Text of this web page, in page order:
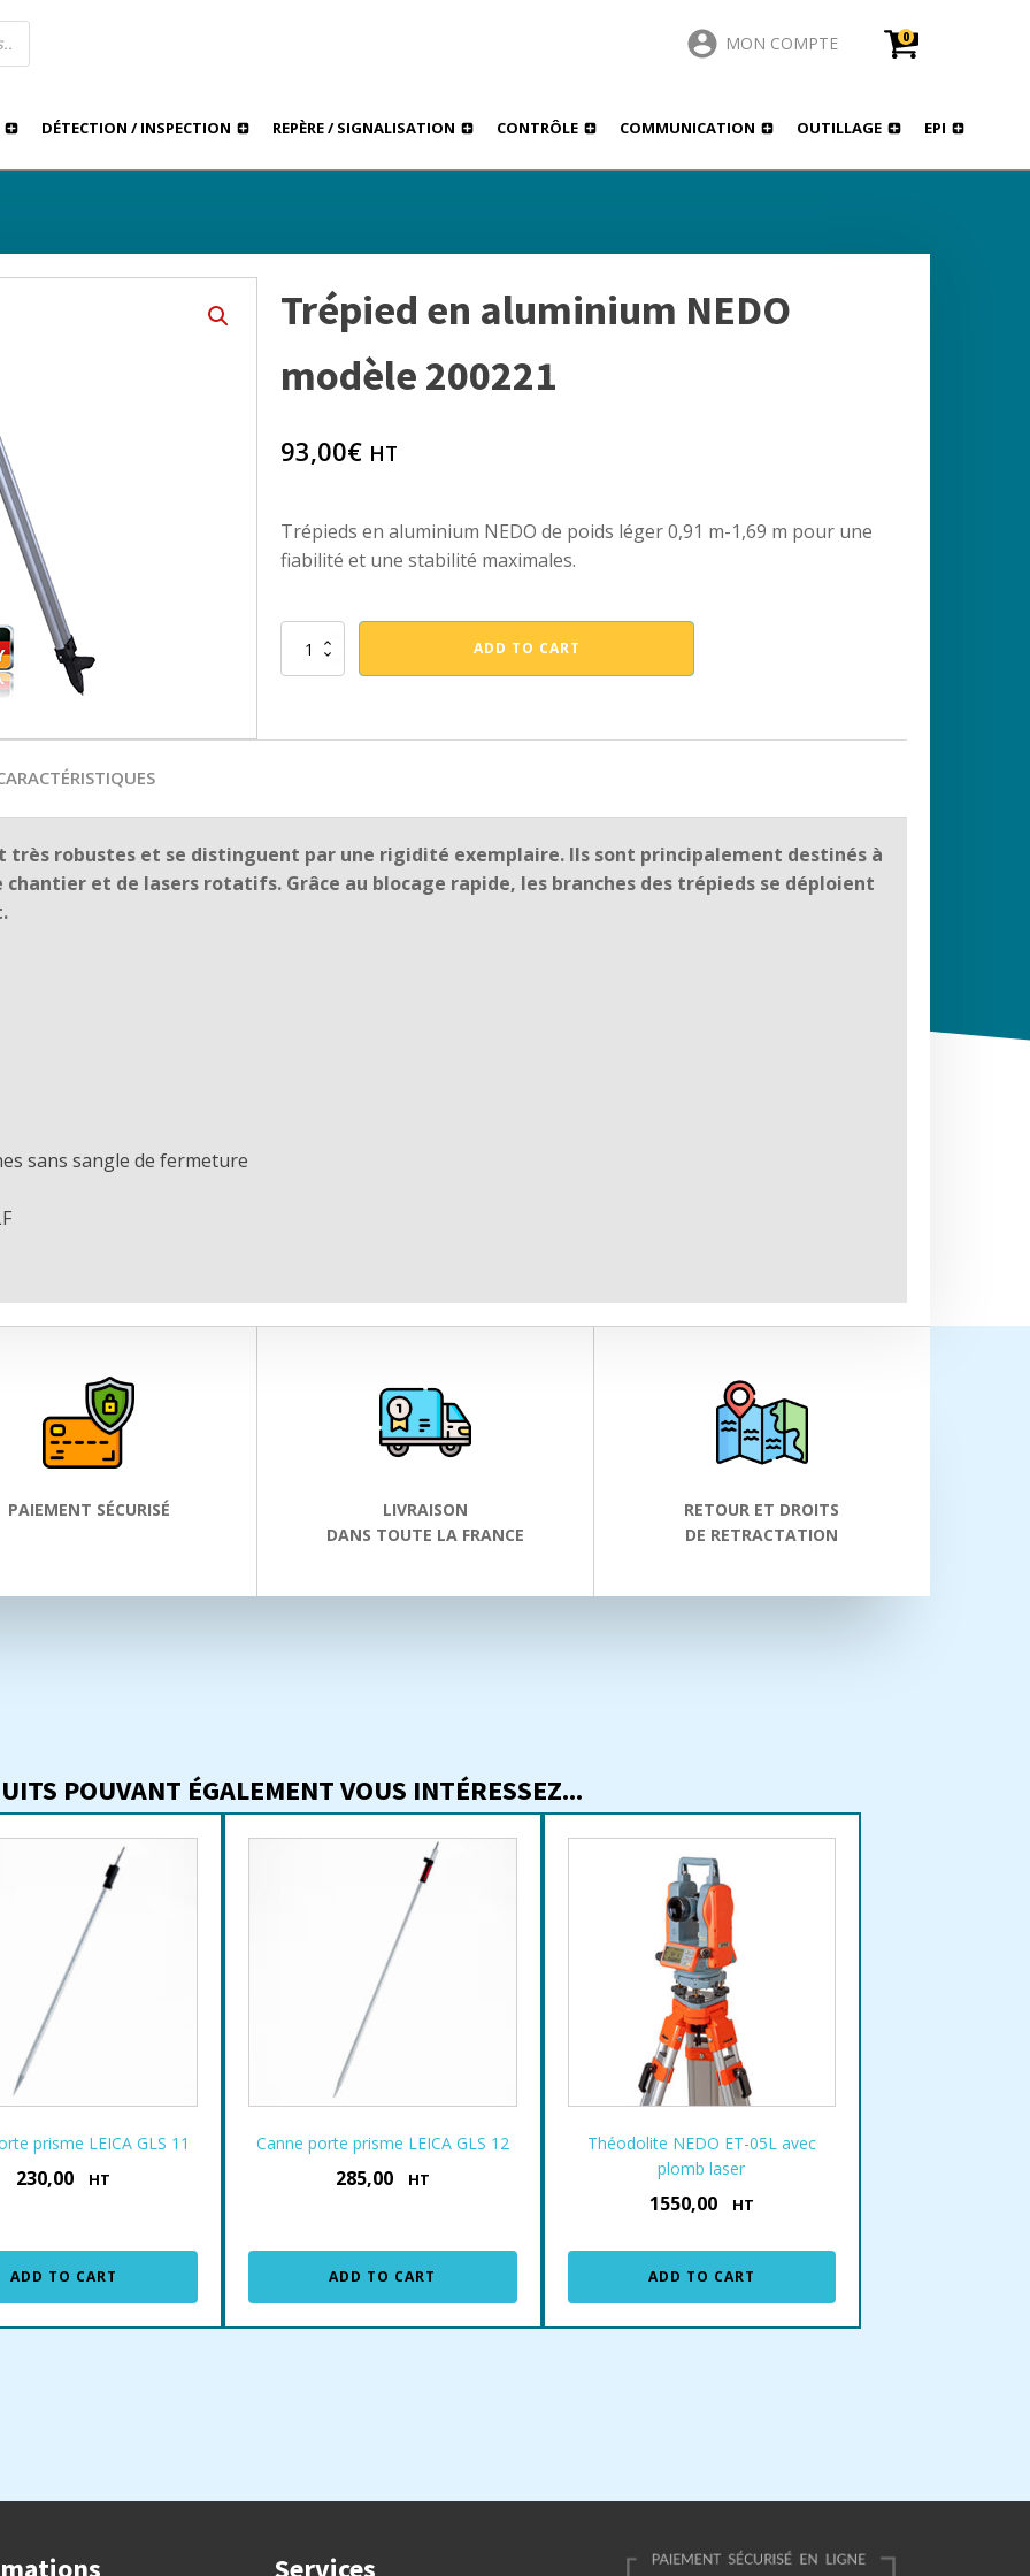
MON COMPTE 0
DÉTECTION / INSPECTION REPÈRE / SIGNALISATION CONTRÔLE COMMUNICATION OUTILLAGE EPI
›Trépied en aluminium NEDO modèle 200221
Trépied en aluminium NEDO
modèle 200221
93,00€ HT
Trépieds en aluminium NEDO de poids léger 0,91 m-1,69 m pour une
fiabilité et une stabilité maximales.
Trépied
ADD TO CART
très robustes et se distinguent par une rigidité exemplaire. Ils sont principalement destinés à
chantier et de lasers rotatifs. Grâce au blocage rapide, les branches des trépieds se déploient
sans sangle de fermeture
PAIEMENT SÉCURISÉ
LIVRAISON
DANS TOUTE LA FRANCE
RETOUR ET DROITS
DE RETRACTATION
POUVANT ÉGALEMENT VOUS INTÉRESSEZ...
prisme LEICA GLS 11
230,00 HT
ADD TO CART
Canne porte prisme LEICA GLS 12
285,00€ HT
ADD TO CART
Théodolite NEDO ET-05L avec
plomb laser
1550,00€ HT
ADD TO CART
Services